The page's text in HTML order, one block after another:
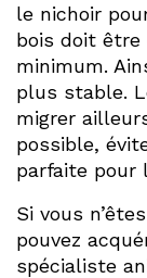
le nichoir
bois doit être
minimum.
plus stable.
migrer
possible,
parfaite pour
Si vous
pouvez
spécialiste